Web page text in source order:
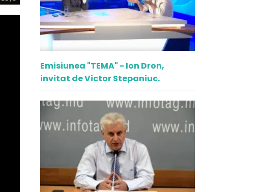
Emisiunea "TEMA" - Ion Dron,
invitat de Victor Stepaniuc.